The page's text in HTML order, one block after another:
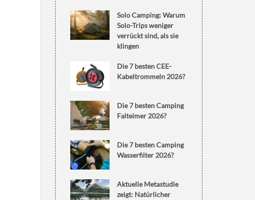
Solo Camping: Warum
Solo-Trips weniger
verrückt sind, als sie
klingen
Die 7 besten CEE-
Kabeltrommeln 2026?
Die 7 besten Camping
Falteimer 2026?
Die 7 besten Camping
Wasserfilter 2026?
Aktuelle Metastudie
zeigt: Natürlicher